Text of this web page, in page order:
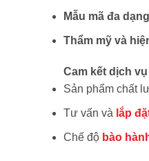
Mẫu mã đa
Thẩm mỹ và
Cam kết dịch
Sản phẩm chất
Tư vấn và lắp
Chế độ bào